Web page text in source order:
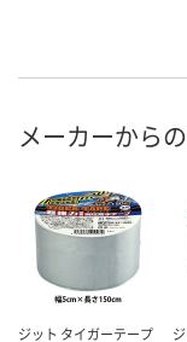
メーカーから
ジット タイガーテープ